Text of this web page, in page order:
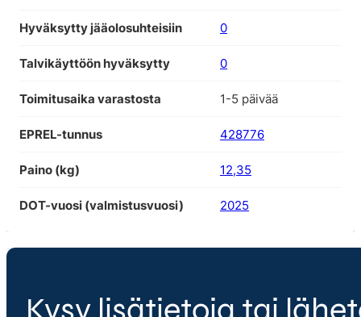
Hyväksytty jääolosuhteisiin 0
Talvikäyttöön hyväksytty 0
Toimitusaika varastosta 1-5 päivää
EPREL-tunnus 428776
Paino (kg) 12,35
DOT-vuosi (valmistusvuosi) 2025